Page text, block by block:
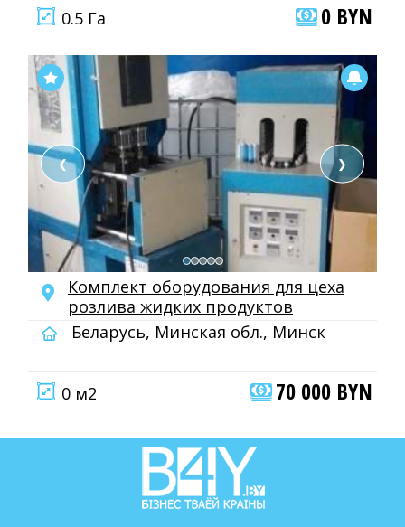
0.5 Га
0 BYN
❮ ❯
Комплект оборудования для цеха
розлива жидких продуктов
Беларусь, Минская обл., Минск
0 м2 70 000 BYN